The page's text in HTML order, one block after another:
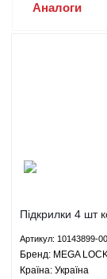
Аналоги
Підкрилки 4 шт
Артикул: 10143899-00
Брeнд: MEGA
Країна: Україна